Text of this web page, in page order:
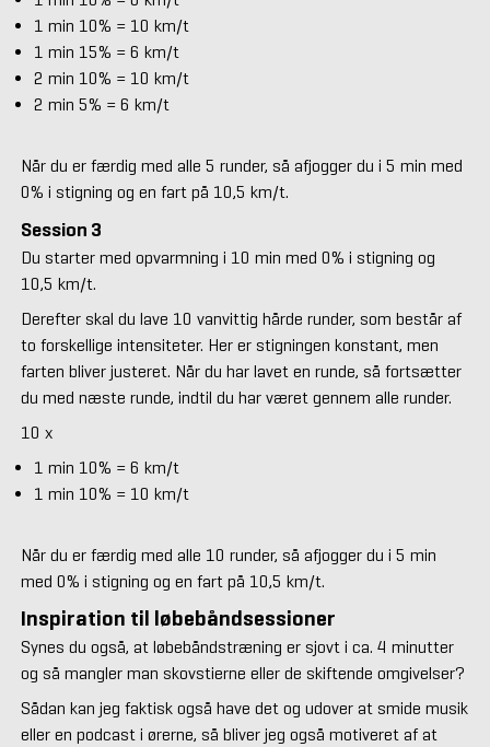
1 min 10% = 10 km/t
1 min 15% = 6 km/t
2 min 10% = 10 km/t
2 min 5% = 6 km/t
Når du er færdig med alle 5 runder, så afjogger du i 5 min med
0% i stigning og en fart på 10,5 km/t.
Session 3
Du starter med opvarmning i 10 min med 0% i stigning og
10,5 km/t.
Derefter skal du lave 10 vanvittig hårde runder, som består af
to forskellige intensiteter. Her er stigningen konstant, men
farten bliver justeret. Når du har lavet en runde, så fortsætter
du med næste runde, indtil du har været gennem alle runder.
10 x
1 min 10% = 6 km/t
1 min 10% = 10 km/t
Når du er færdig med alle 10 runder, så afjogger du i 5 min
med 0% i stigning og en fart på 10,5 km/t.
Inspiration til løbebåndsessioner
Synes du også, at løbebåndstræning er sjovt i ca. 4 minutter
og så mangler man skovstierne eller de skiftende omgivelser?
Sådan kan jeg faktisk også have det og udover at smide musik
eller en podcast i ørerne, så bliver jeg også motiveret af at